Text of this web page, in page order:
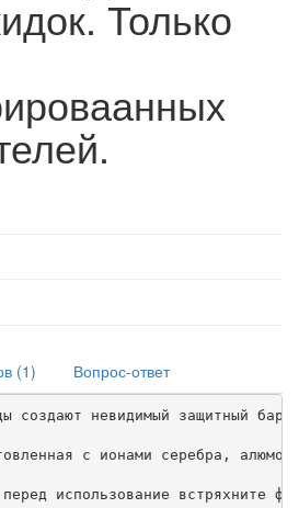
Только
(1) Вопрос-ответ
создают невидимый защитный
с ионами серебра,
перед использование встряхните